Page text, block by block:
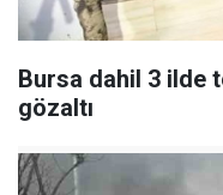
Bursa dahil 3 ilde
gözaltı